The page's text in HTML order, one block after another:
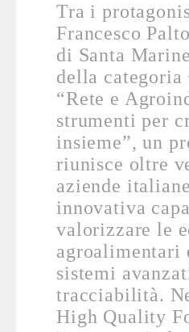
Tra i
Francesco
di Santa
della categoria
“Rete e
strumenti per
insieme”, un
riunisce oltre
aziende
innovativa
valorizzare le
agroalimentari
sistemi
tracciabilità.
High Quality